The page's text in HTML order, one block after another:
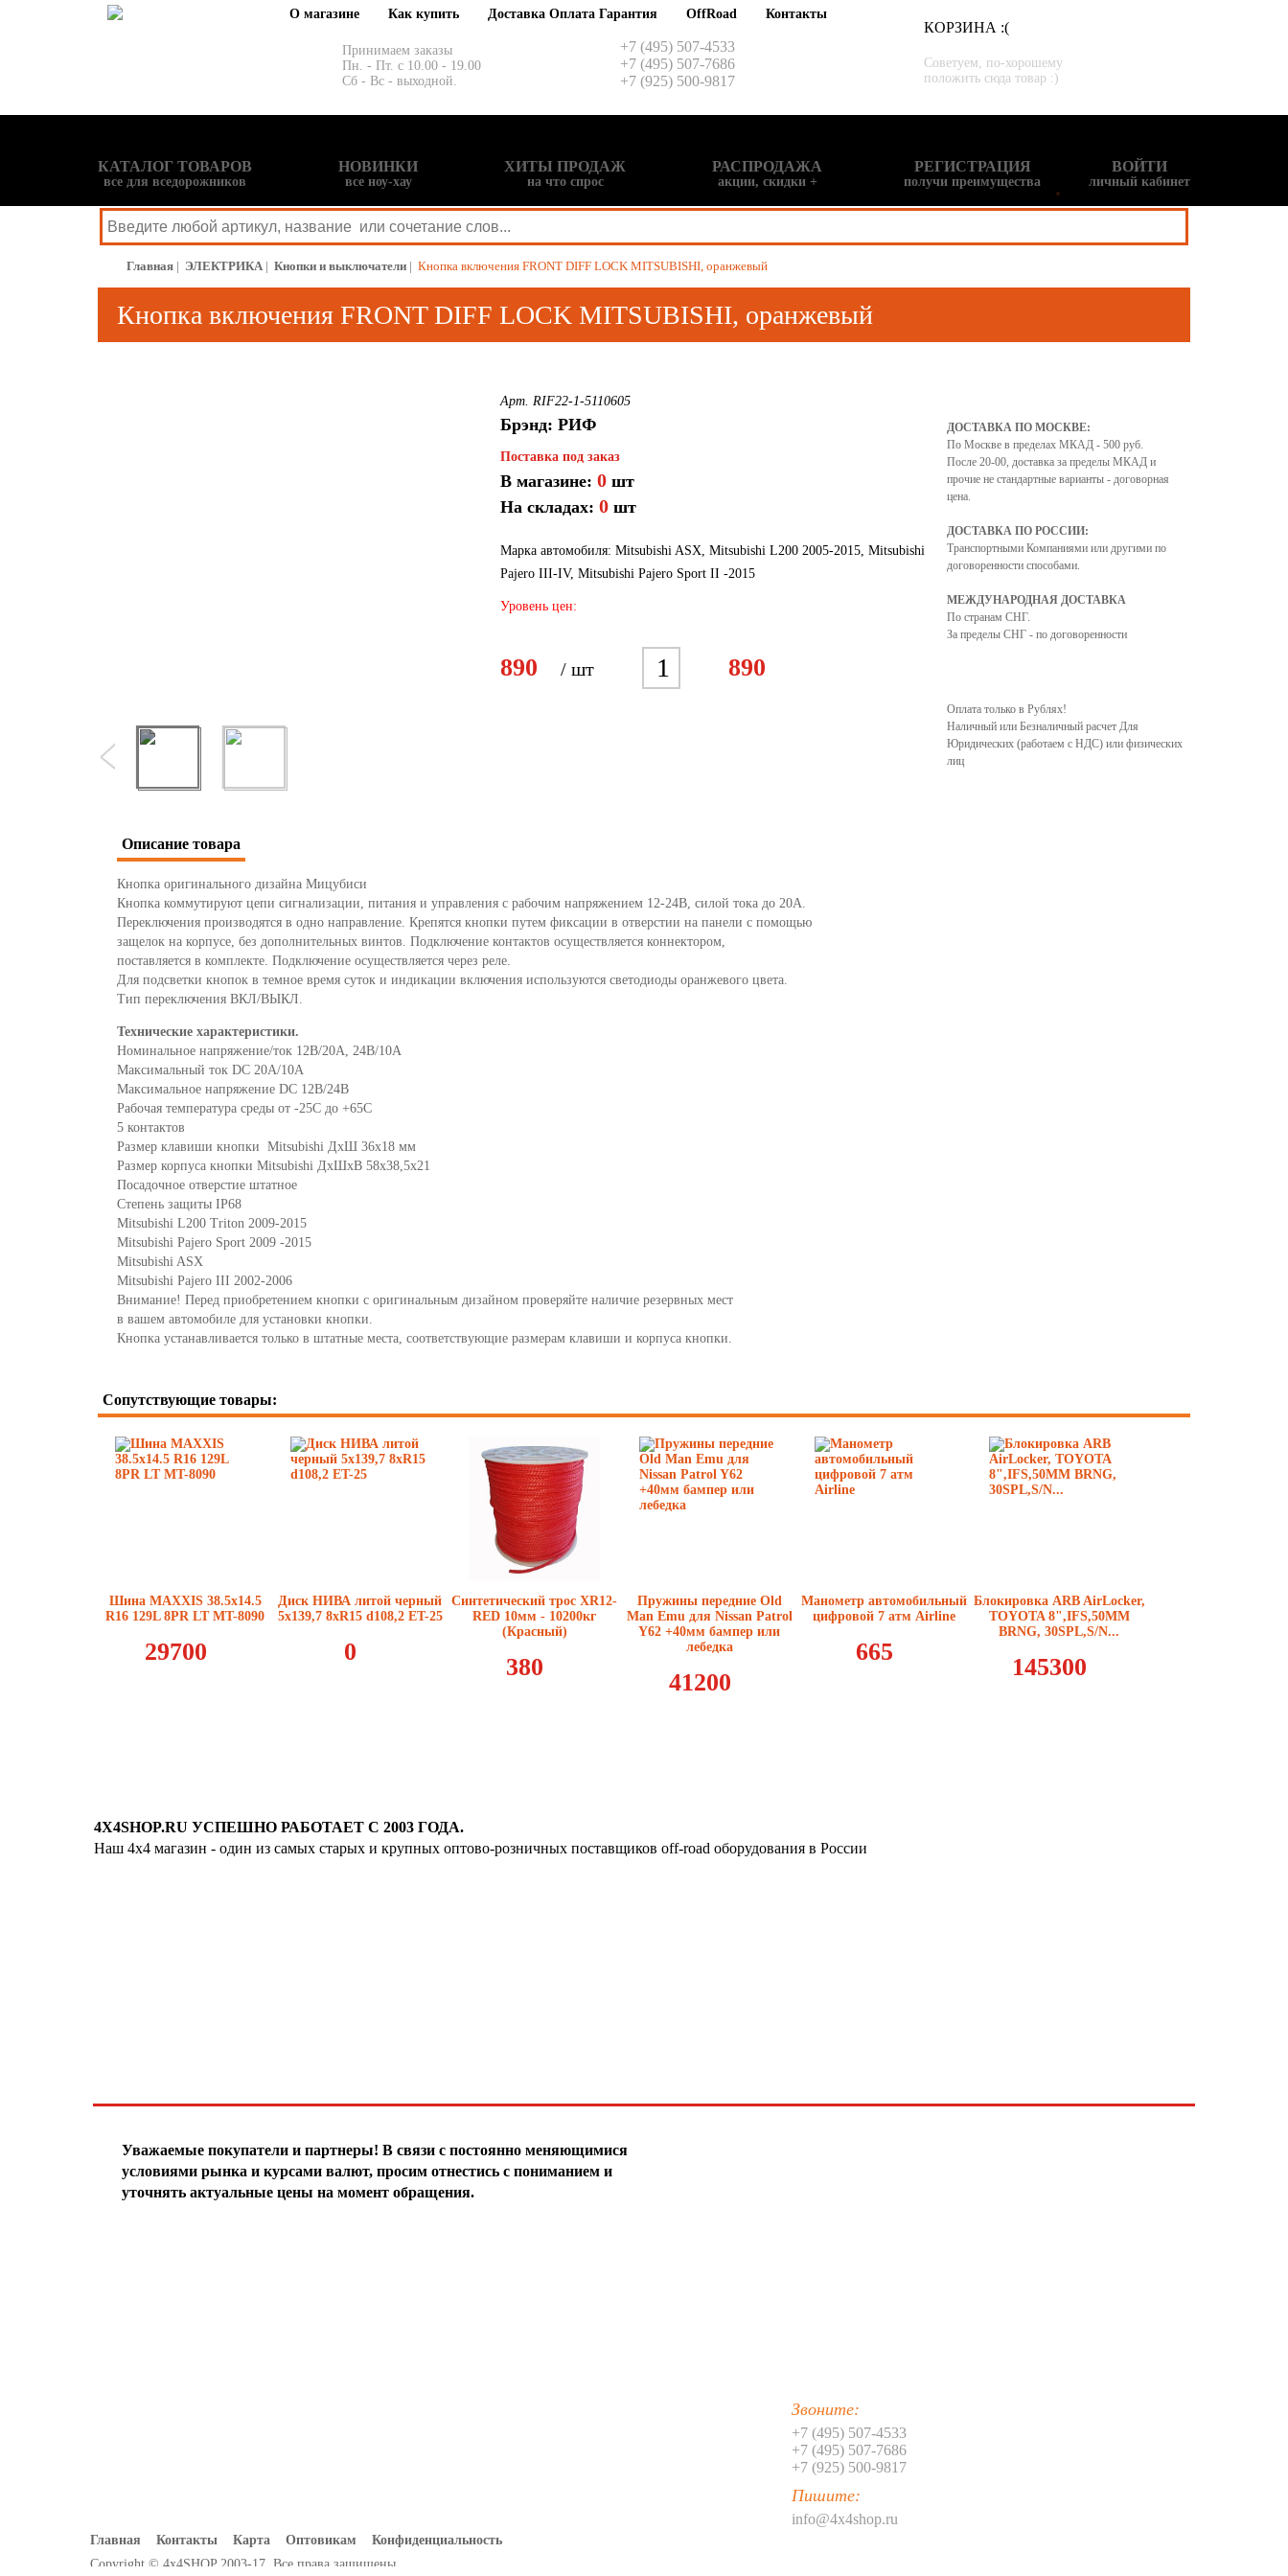
О магазине Как купить Доставка Оплата Гарантия OffRoad Контакты
Принимаем заказы
Пн. - Пт. с 10.00 - 19.00
Сб - Вс - выходной.
+7 (495) 507-4533
+7 (495) 507-7686
+7 (925) 500-9817
КОРЗИНА :(
Советуем, по-хорошему
положить сюда товар :)
РЕГИСТРАЦИЯ
получи преимущества
ВОЙТИ
личный кабинет
КАТАЛОГ ТОВАРОВ
все для вседорожников
НОВИНКИ
все ноу-хау
ХИТЫ ПРОДАЖ
на что спрос
РАСПРОДАЖА
акции, скидки +
Главная | ЭЛЕКТРИКА | Кнопки и выключатели | Кнопка включения FRONT DIFF LOCK MITSUBISHI, оранжевый
Кнопка включения FRONT DIFF LOCK MITSUBISHI, оранжевый
Арт. RIF22-1-5110605
Брэнд: РИФ
Поставка под заказ
В магазине: 0 шт
На складах: 0 шт
Марка автомобиля: Mitsubishi ASX, Mitsubishi L200 2005-2015, Mitsubishi
Pajero III-IV, Mitsubishi Pajero Sport II -2015
Уровень цен:
890 / шт
1
7
8
9
21
22
23
26
32
890
ДОСТАВКА ПО МОСКВЕ:
По Москве в пределах МКАД - 500 руб.
После 20-00, доставка за пределы МКАД и
прочие не стандартные варианты - договорная
цена.
ДОСТАВКА ПО РОССИИ:
Транспортными Компаниями или другими по
договоренности способами.
МЕЖДУНАРОДНАЯ ДОСТАВКА
По странам СНГ.
За пределы СНГ - по договоренности
Оплата только в Рублях!
Наличный или Безналичный расчет Для
Юридических (работаем с НДС) или физических
лиц
Описание товара
Кнопка оригинального дизайна Мицубиси
Кнопка коммутируют цепи сигнализации, питания и управления с рабочим напряжением 12-24В, силой тока до 20А.
Переключения производятся в одно направление. Крепятся кнопки путем фиксации в отверстии на панели с помощью
защелок на корпусе, без дополнительных винтов. Подключение контактов осуществляется коннектором,
поставляется в комплекте. Подключение осуществляется через реле.
Для подсветки кнопок в темное время суток и индикации включения используются светодиоды оранжевого цвета.
Тип переключения ВКЛ/ВЫКЛ.
Технические характеристики.
Номинальное напряжение/ток 12В/20А, 24В/10А
Максимальный ток DC 20А/10А
Максимальное напряжение DC 12В/24В
Рабочая температура среды от -25С до +65С
5 контактов
Размер клавиши кнопки Mitsubishi ДхШ 36х18 мм
Размер корпуса кнопки Mitsubishi ДхШхВ 58х38,5х21
Посадочное отверстие штатное
Степень защиты IP68
Mitsubishi L200 Triton 2009-2015
Mitsubishi Pajero Sport 2009 -2015
Mitsubishi ASX
Mitsubishi Pajero III 2002-2006
Внимание! Перед приобретением кнопки с оригинальным дизайном проверяйте наличие резервных мест
в вашем автомобиле для установки кнопки.
Кнопка устанавливается только в штатные места, соответствующие размерам клавиши и корпуса кнопки.
Сопутствующие товары:
Шина MAXXIS 38.5x14.5
R16 129L 8PR LT MT-8090
29700
Диск НИВА литой черный
5x139,7 8xR15 d108,2 ET-25
0
Синтетический трос XR12-
RED 10мм - 10200кг
(Красный)
380
Пружины передние Old
Man Emu для Nissan Patrol
Y62 +40мм бампер или
лебедка
41200
Манометр автомобильный
цифровой 7 атм Airline
665
Блокировка ARB AirLocker,
TOYOTA 8",IFS,50ММ
BRNG, 30SPL,S/N...
145300
4X4SHOP.RU УСПЕШНО РАБОТАЕТ С 2003 ГОДА.
Наш 4x4 магазин - один из самых старых и крупных оптово-розничных поставщиков off-road оборудования в России
Уважаемые покупатели и партнеры! В связи с постоянно меняющимися
условиями рынка и курсами валют, просим отнестись с пониманием и
уточнять актуальные цены на момент обращения.
Звоните:
+7 (495) 507-4533
+7 (495) 507-7686
+7 (925) 500-9817
Пишите:
info@4x4shop.ru
Главная Контакты Карта Оптовикам
Конфиденциальность
Copyright © 4x4SHOP 2003-17. Все права защищены.